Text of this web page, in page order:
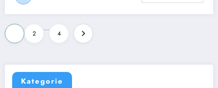
Stronicowanie
wpisów
2
…
4
Kategorie